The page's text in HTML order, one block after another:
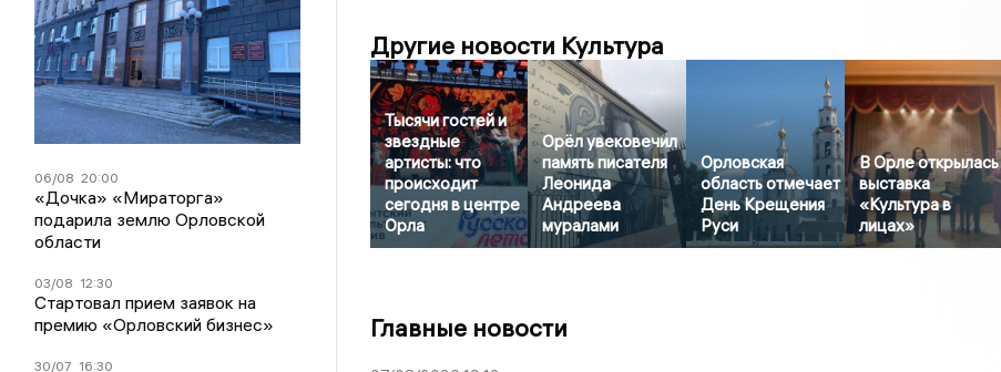
06/08 20:00
«Дочка» «Мираторга»
подарила землю Орловской
области
03/08 12:30
Стартовал прием заявок на
премию «Орловский бизнес»
30/07 16:30
Другие новости Культура
Тысячи гостей и
звездные
артисты: что
происходит
сегодня в центре
Орла
Орёл увековечил
память писателя
Леонида
Андреева
муралами
Орловская
область отмечает
День Крещения
Руси
В Орле открылась
выставка
«Культура в
лицах»
Главные новости